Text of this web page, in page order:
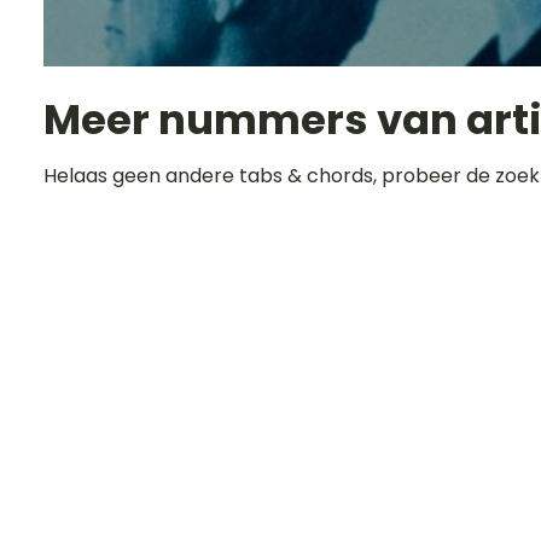
Meer nummers van
Helaas geen andere tabs & chords, probeer de